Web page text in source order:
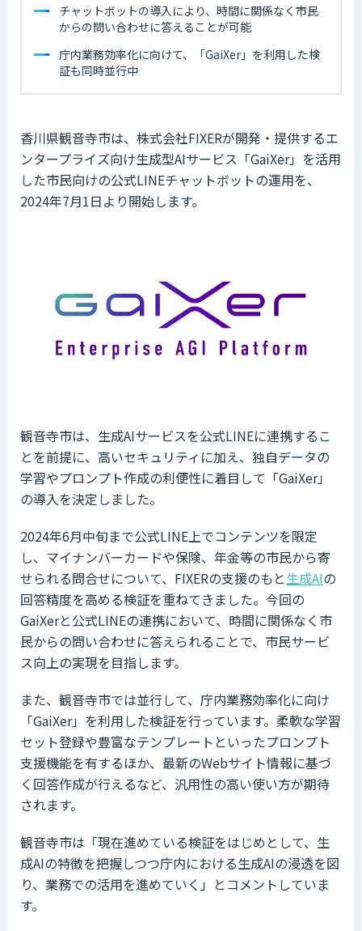
チャットボットの導入により、時間に関係なく市民
からの問い合わせに答えることが可能
庁内業務効率化に向けて、「GaiXer」を利用した検
証も同時並行中
香川県観音寺市は、株式会社FIXERが開発・提供するエ
ンタープライズ向け生成型AIサービス「GaiXer」を活用
した市民向けの公式LINEチャットボットの運用を、
2024年7月1日より開始します。
観音寺市は、生成AIサービスを公式LINEに連携するこ
とを前提に、高いセキュリティに加え、独自データの
学習やプロンプト作成の利便性に着目して「GaiXer」
の導入を決定しました。
2024年6月中旬まで公式LINE上でコンテンツを限定
し、マイナンバーカードや保険、年金等の市民から寄
せられる問合せについて、FIXERの支援のもと生成AIの
回答精度を高める検証を重ねてきました。今回の
GaiXerと公式LINEの連携において、時間に関係なく市
民からの問い合わせに答えられることで、市民サービ
ス向上の実現を目指します。
また、観音寺市では並行して、庁内業務効率化に向け
「GaiXer」を利用した検証を行っています。柔軟な学習
セット登録や豊富なテンプレートといったプロンプト
支援機能を有するほか、最新のWebサイト情報に基づ
く回答作成が行えるなど、汎用性の高い使い方が期待
されます。
観音寺市は「現在進めている検証をはじめとして、生
成AIの特徴を把握しつつ庁内における生成AIの浸透を図
り、業務での活用を進めていく」とコメントしていま
す。